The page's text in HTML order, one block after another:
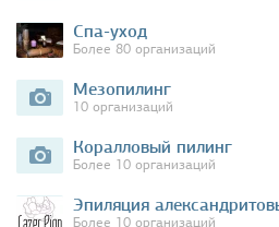
Спа-уход
Более 80 организаций
Мезопилинг
10 организаций
Коралловый пилинг
Более 10 организаций
Эпиляция
Более 10 организаций